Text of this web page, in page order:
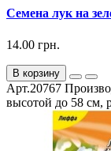
Семена лук на
14.00 грн.
В корзину
Арт.20767
высотой до 58 см,